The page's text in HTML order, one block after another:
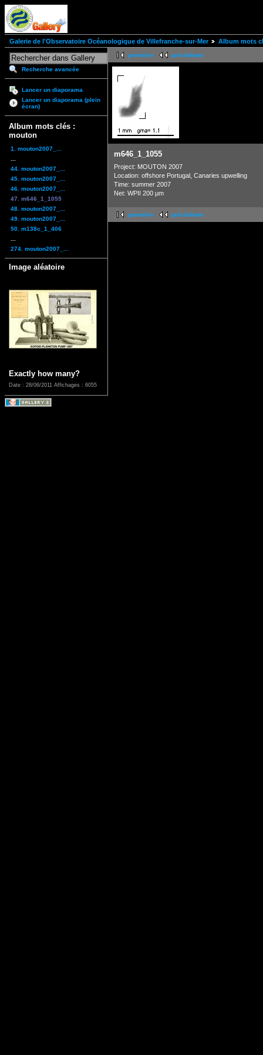
Galerie de l'Observatoire Océanologique de Villefranche-sur-Mer Album mots
Recherche avancée
Lancer un diaporama
Lancer un diaporama (plein
écran)
Album mots clés :
mouton
1. mouton2007_...
44. mouton2007_...
45. mouton2007_...
46. mouton2007_...
47. m646_1_1055
48. mouton2007_...
49. mouton2007_...
50. m138c_1_406
274. mouton2007_...
Image aléatoire
Exactly how many?
Date : 28/06/2011 Affichages : 6055
première précédente
m646_1_1055
Project: MOUTON 2007
Location: offshore Portugal, Canaries upwelling
Time: summer 2007
Net: WPII 200 µm
première précédente